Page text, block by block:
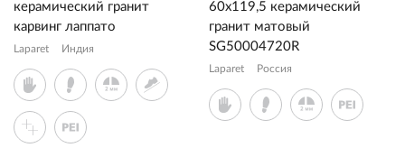
керамический гранит
карвинг лаппато
Laparet Индия
60x119,5 керамический
гранит матовый
SG50004720R
Laparet Россия